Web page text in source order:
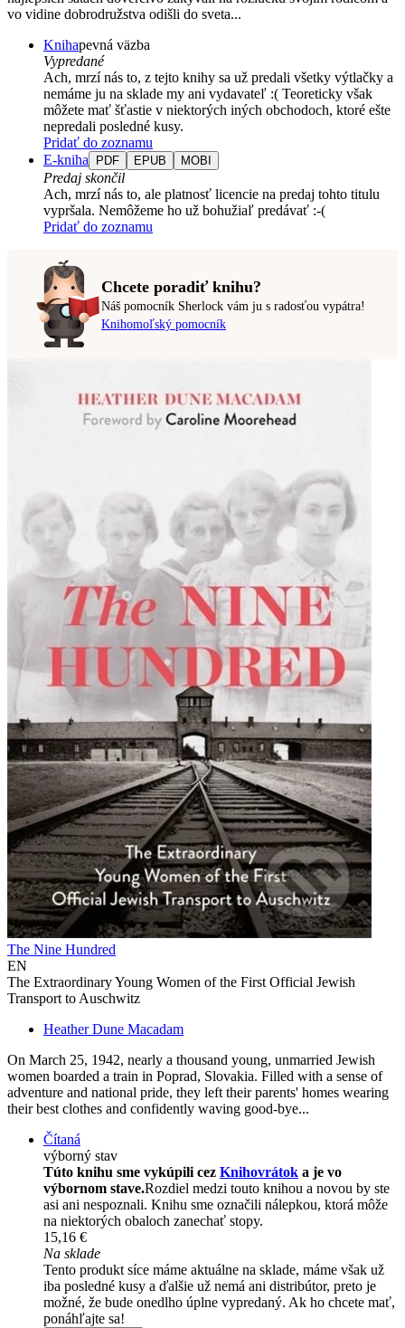
vo vidine dobrodružstva odišli do sveta...
Knihapevná väzba
Vypredané
Ach, mrzí nás to, z tejto knihy sa už predali všetky výtlačky a
nemáme ju na sklade my ani vydavateľ :( Teoreticky však
môžete mať šťastie v niektorých iných obchodoch, ktoré ešte
nepredali posledné kusy.
Pridať do zoznamu
E-kniha
PDF EPUB MOBI
Predaj skončil
Ach, mrzí nás to, ale platnosť licencie na predaj tohto titulu
vypršala. Nemôžeme ho už bohužiaľ predávať :-(
Pridať do zoznamu
Chcete poradiť knihu?
Náš pomocník Sherlock vám ju s radosťou vypátra!
Knihomoľský pomocník
The Nine Hundred
EN
The Extraordinary Young Women of the First Official Jewish
Transport to Auschwitz
Heather Dune Macadam
On March 25, 1942, nearly a thousand young, unmarried Jewish
women boarded a train in Poprad, Slovakia. Filled with a sense of
adventure and national pride, they left their parents' homes wearing
their best clothes and confidently waving good-bye...
Čítaná
výborný stav
Túto knihu sme vykúpili cez Knihovrátok a je vo
výbornom stave.Rozdiel medzi touto knihou a novou by ste
asi ani nespoznali. Knihu sme označili nálepkou, ktorá môže
na niektorých obaloch zanechať stopy.
15,16 €
Na sklade
Tento produkt síce máme aktuálne na sklade, máme však už
iba posledné kusy a ďalšie už nemá ani distribútor, preto je
možné, že bude onedlho úplne vypredaný. Ak ho chcete mať,
ponáhľajte sa!